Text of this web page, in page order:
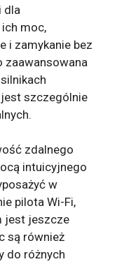
dla
moc,
i zamykanie bez
zaawansowana
jest szczególnie
zdalnego
intuicyjnego
w
pilota Wi-Fi,
jest jeszcze
są również
do ​​różnych